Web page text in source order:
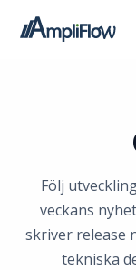
Följ
veckans
skriver release
tekniska